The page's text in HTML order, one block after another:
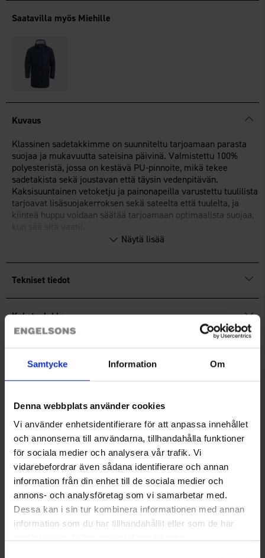
Samtycke Information Om
Denna webbplats använder cookies
Vi använder enhetsidentifierare för att anpassa innehållet
och annonserna till användarna, tillhandahålla funktioner
för sociala medier och analysera vår trafik. Vi
vidarebefordrar även sådana identifierare och annan
information från din enhet till de sociala medier och
annons- och analysföretag som vi samarbetar med.
Dessa kan i sin tur kombinera informationen med annan
information som du har tillhandahållit eller som de har
Saatavilla myös Miehille
Kuvaus
Klassinen sadetakkimme on suunniteltu tarjoamaan parasta
suojaa ja mukavuutta sateisina päivinä. Valmistettu 100%
polyesteristä, jossa on kestävä PU-pinnoite, mikä tekee
sadetakista sekä joustavan että täysin vedenpitävän.
Kaksisuuntainen vetoketju ja painonapeilla varustettu tuulilista
tarjoavat lisäsuojakerroksen sekä sateelta että tuulelta, ja
kiinteä huppu voidaan säätää tarjoamaan optimaalista suojaa,
Kaksi suurta taskua läpällä, jotka eivät vain tarjoa tilaa
näkyvyyden takaamiseksi pimeässä. Säädettävillä hihansuilla
Näytä lisää
Tekniset tiedot
Kokotaulukko
Saatat myös tarvita